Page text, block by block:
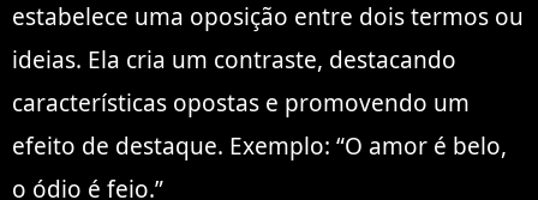
estabelece uma oposição entre dois termos ou
ideias. Ela cria um contraste, destacando
características opostas e promovendo um
efeito de destaque. Exemplo: “O amor é belo,
o ódio é feio.”